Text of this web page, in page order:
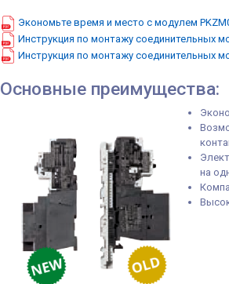
Экономьте время и место с модулем
Инструкция по монтажу соединительных
Инструкция по монтажу соединительных
Основные преимущества:
на